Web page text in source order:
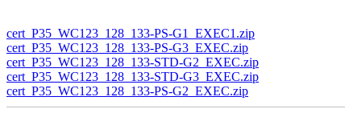
cert_P35_WC123_128_133-PS-G1_EXEC1.zip
cert_P35_WC123_128_133-PS-G3_EXEC.zip
cert_P35_WC123_128_133-STD-G2_EXEC.zip
cert_P35_WC123_128_133-STD-G3_EXEC.zip
cert_P35_WC123_128_133-PS-G2_EXEC.zip